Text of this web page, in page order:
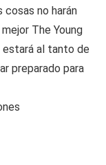
no harán
The Young
al tanto de
preparado para